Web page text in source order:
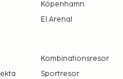
Köpenhamn
El Arenal
Kombinationsresor
Sportresor